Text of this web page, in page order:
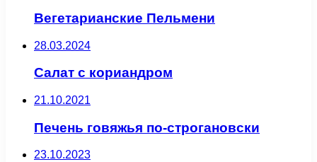
Вегетарианские Пельмени
28.03.2024
Салат с кориандром
21.10.2021
Печень говяжья по-строгановски
23.10.2023